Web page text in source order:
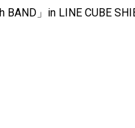
」in LINE CUBE